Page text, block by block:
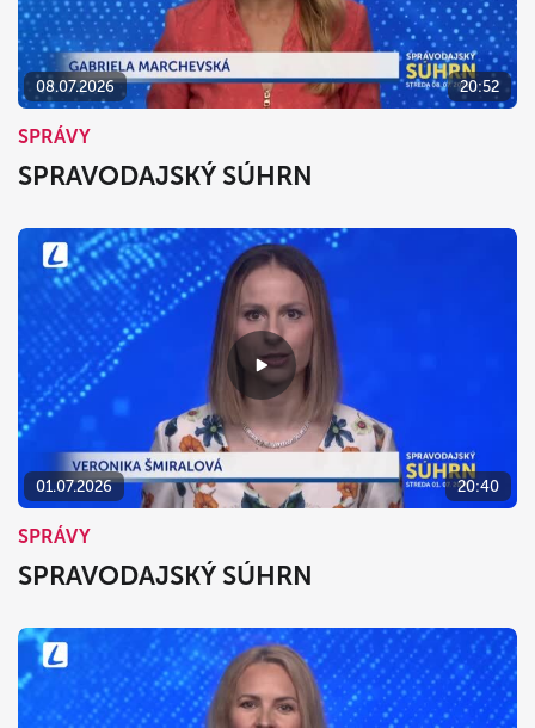
08.07.2026 20:52
SPRÁVY
SPRAVODAJSKÝ SÚHRN
01.07.2026 20:40
SPRÁVY
SPRAVODAJSKÝ SÚHRN